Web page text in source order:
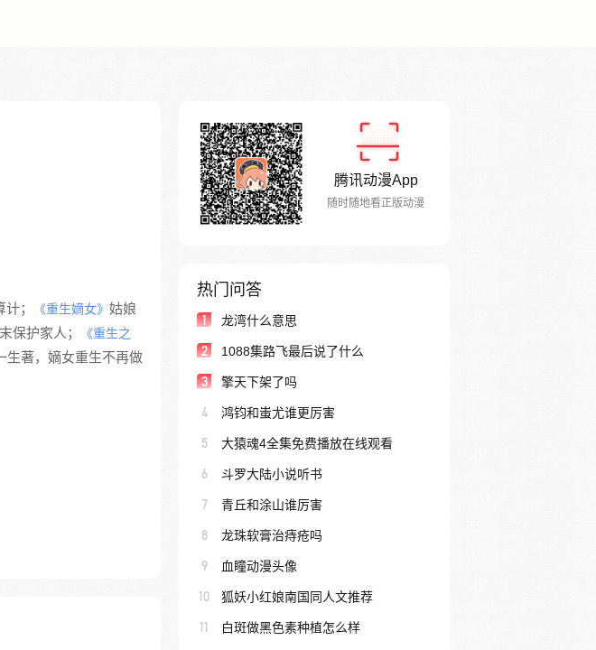
； 《重生嫡女》 姑娘
保护家人；
《重生之
生著，嫡女重生不再做
腾讯动漫App
随时随地看正版动漫
热门问答
1 龙湾什么意思
2 1088集路飞最后说了什么
3 擎天下架了吗
4 鸿钧和蚩尤谁更厉害
5 大猿魂4全集免费播放在线观看
6 斗罗大陆小说听书
7 青丘和涂山谁厉害
8 龙珠软膏治痔疮吗
9 血瞳动漫头像
10 狐妖小红娘南国同人文推荐
11 白斑做黑色素种植怎么样